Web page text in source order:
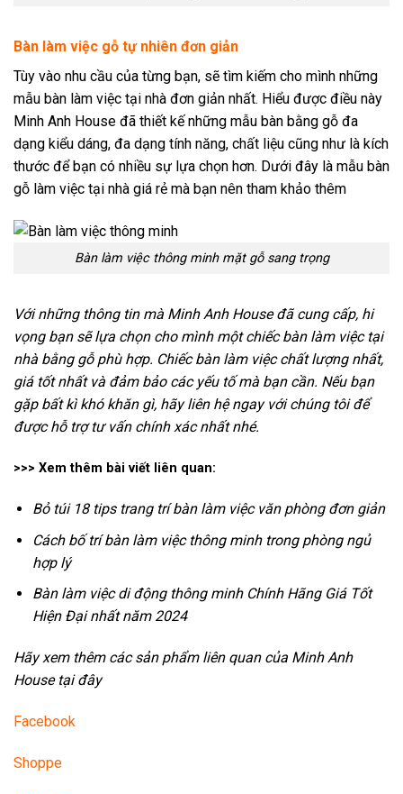
Bàn làm việc gỗ tự nhiên đơn giản
Tùy vào nhu cầu của từng bạn, sẽ tìm kiếm cho mình những
mẫu bàn làm việc tại nhà đơn giản nhất. Hiểu được điều này
Minh Anh House đã thiết kế những mẫu bàn bằng gỗ đa
dạng kiểu dáng, đa dạng tính năng, chất liệu cũng như là kích
thước để bạn có nhiều sự lựa chọn hơn. Dưới đây là mẫu bàn
gỗ làm việc tại nhà giá rẻ mà bạn nên tham khảo thêm
Bàn làm việc thông minh mặt gỗ sang trọng
Với những thông tin mà Minh Anh House đã cung cấp, hi
vọng bạn sẽ lựa chọn cho mình một chiếc bàn làm việc tại
nhà bằng gỗ phù hợp. Chiếc bàn làm việc chất lượng nhất,
giá tốt nhất và đảm bảo các yếu tố mà bạn cần. Nếu bạn
gặp bất kì khó khăn gì, hãy liên hệ ngay với chúng tôi để
được hỗ trợ tư vấn chính xác nhất nhé.
>>> Xem thêm bài viết liên quan:
Bỏ túi 18 tips trang trí bàn làm việc văn phòng đơn giản
Cách bố trí bàn làm việc thông minh trong phòng ngủ
hợp lý
Bàn làm việc di động thông minh Chính Hãng Giá Tốt
Hiện Đại nhất năm 2024
Hãy xem thêm các sản phẩm liên quan của Minh Anh
House tại đây
Facebook
Shoppe